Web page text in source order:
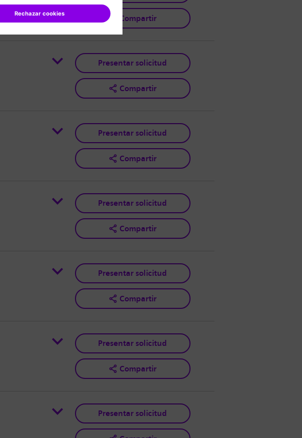
Compartir
Presentar solicitud
Compartir
Presentar solicitud
Compartir
Presentar solicitud
Compartir
Presentar solicitud
Compartir
Presentar solicitud
Compartir
Presentar solicitud